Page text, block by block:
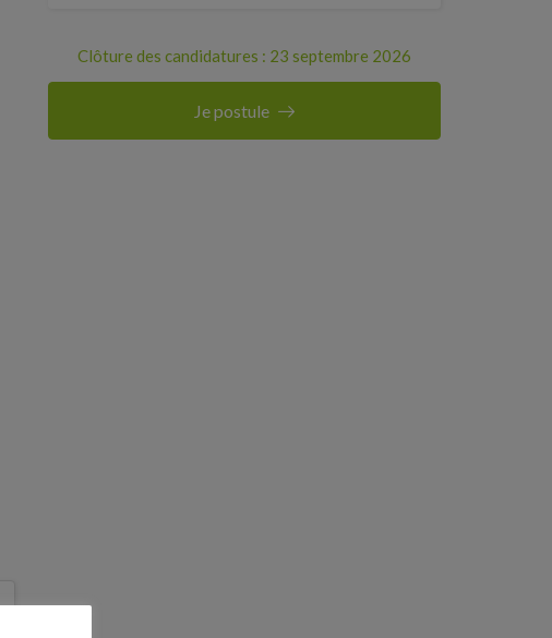
Clôture des candidatures : 23 septembre 2026
Je postule